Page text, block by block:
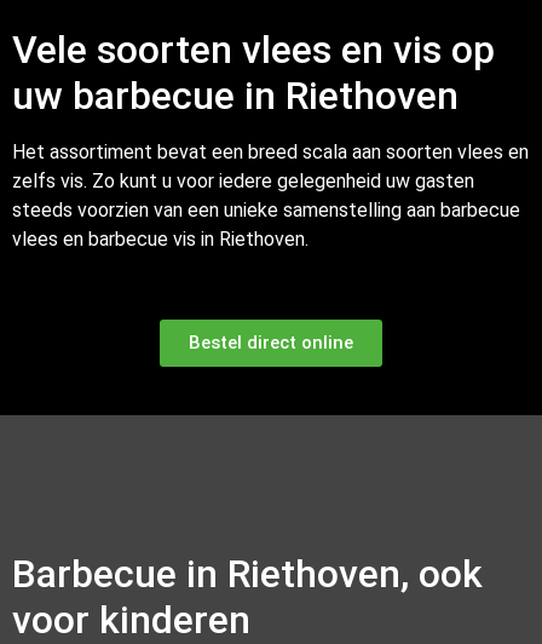
Vele soorten vlees en vis op
uw barbecue in Riethoven
Het assortiment bevat een breed scala aan soorten vlees en
zelfs vis. Zo kunt u voor iedere gelegenheid uw gasten
steeds voorzien van een unieke samenstelling aan barbecue
vlees en barbecue vis in Riethoven.
Bestel direct online
Barbecue in Riethoven, ook
voor kinderen